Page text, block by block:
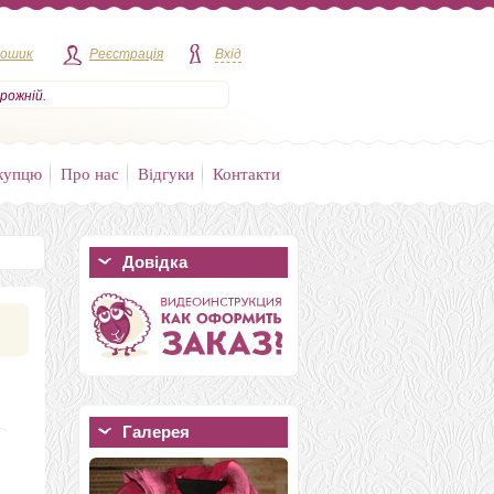
Реєстрація Вхід
Про нас Відгуки Контакти
Довідка
Галерея